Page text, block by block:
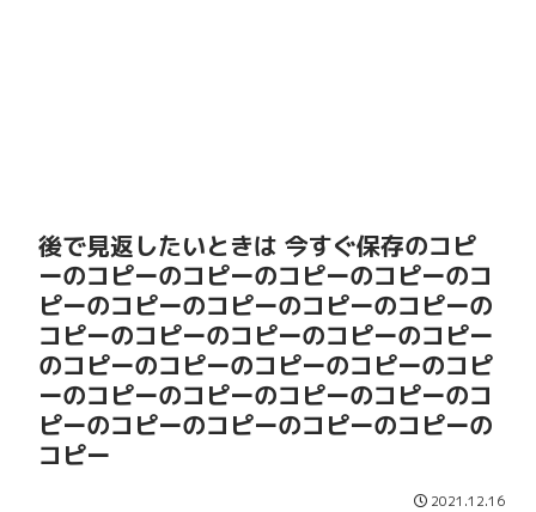
後で見返したいときは 今すぐ保存のコピ
ーのコピーのコピーのコピーのコピーのコ
ピーのコピーのコピーのコピーのコピーの
コピーのコピーのコピーのコピーのコピー
のコピーのコピーのコピーのコピーのコピ
ーのコピーのコピーのコピーのコピーのコ
ピーのコピーのコピーのコピーのコピーの
コピー
2021.12.16